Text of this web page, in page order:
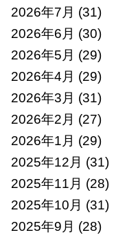
2026年7月 (31)
2026年6月 (30)
2026年5月 (29)
2026年4月 (29)
2026年3月 (31)
2026年2月 (27)
2026年1月 (29)
2025年12月 (31)
2025年11月 (28)
2025年10月 (31)
2025年9月 (28)